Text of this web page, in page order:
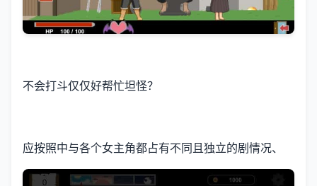
不会打斗仅仅好帮忙坦怪？
应按照中与各个女主角都占有不同且独立的剧情况、